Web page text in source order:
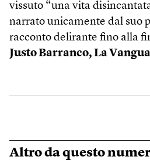
vissuto “una vita
narrato unicamente dal suo
racconto delirante fino alla
Justo Barranco, La
Altro da questo